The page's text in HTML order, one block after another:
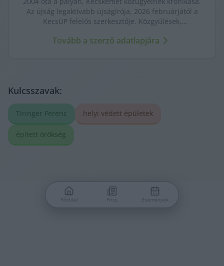
Az újság legaktívabb újságírója, 2026 februárjától a
KecsUP felelős szerkesztője. Közgyűlések,
arca és a háttérben élők történetei egyszerre jelennek
Tovább a szerző adatlapjára
Kulcsszavak:
Tiringer Ferenc helyi védett épületek
épített örökség
Főoldal Friss Események